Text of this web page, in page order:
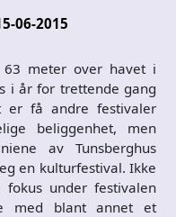
06-2015
meter over havet i
i år for trettende gang
er få andre festivaler
beliggenhet, men
av Tunsberghus
en kulturfestival. Ikke
under festivalen
med blant annet et